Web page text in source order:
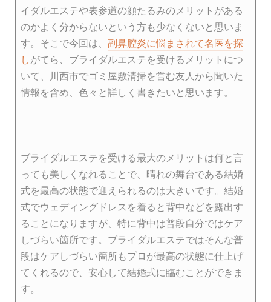
イダルエステや表参道の顔たるみのメリットがある
のかよく分からないという方も少なくないと思いま
す。そこで今回は、 副鼻腔炎に悩まされて名医を探
しがてら、ブライダルエステを受けるメリットにつ
いて、川西市でゴミ屋敷清掃を営む友人から聞いた
情報を含め、色々と詳しく書きたいと思います。
ブライダルエステを受ける最大のメリットは何と言
っても美しくなれることで、晴れの舞台である結婚
式を最高の状態で迎えられるのは大きいです。結婚
式でウェディングドレスを着ると背中などを露出す
ることになりますが、特に背中は普段自分ではケア
しづらい箇所です。ブライダルエステではそんな普
段はケアしづらい箇所もプロが最高の状態に仕上げ
てくれるので、安心して結婚式に臨むことができま
す。